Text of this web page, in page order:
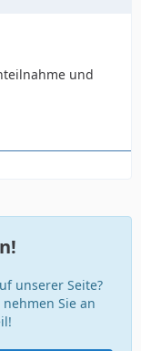
und
unserer Seite?
Sie an